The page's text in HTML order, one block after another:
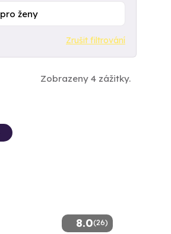
Zrušit filtrování
Zobrazeny 4 zážitky.
8.0(26)